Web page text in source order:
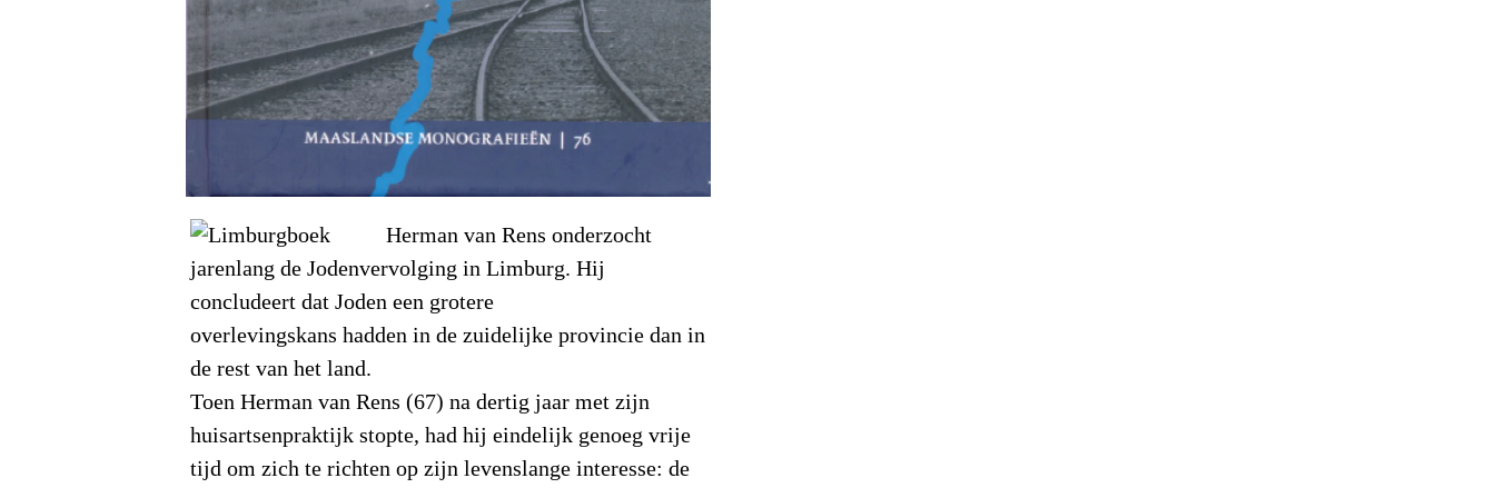
Herman van Rens onderzocht
jarenlang de Jodenvervolging in Limburg. Hij
concludeert dat Joden een grotere
overlevingskans hadden in de zuidelijke provincie dan in
de rest van het land.
Toen Herman van Rens (67) na dertig jaar met zijn
huisartsenpraktijk stopte, had hij eindelijk genoeg vrije
tijd om zich te richten op zijn levenslange interesse: de